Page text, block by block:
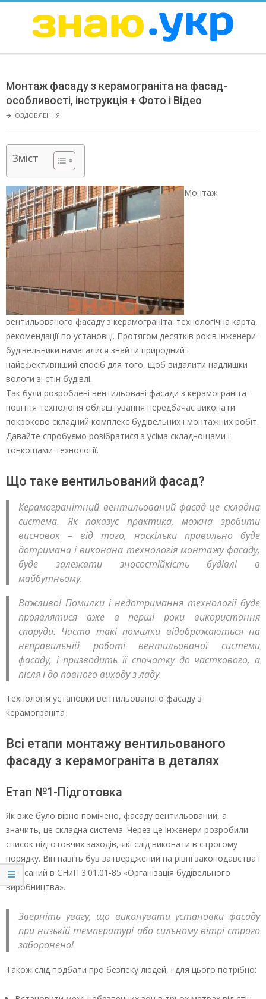
ЗНАЮ
Menu
Монтаж фасаду з керамограніта на фасад-
особливості, інструкція + Фото і Відео
🡲 ОЗДОБЛЕННЯ
Зміст
Монтаж
вентильованого фасаду з керамограніта: технологічна карта,
рекомендації по установці. Протягом десятків років інженери-
будівельники намагалися знайти природний і
найефективніший спосіб для того, щоб видалити надлишки
вологи зі стін будівлі.
Так були розроблені вентильовані фасади з керамограніта-
новітня технологія облаштування передбачає виконати
покроково складний комплекс будівельних і монтажних робіт.
Давайте спробуємо розібратися з усіма складнощами і
тонкощами технології.
Що таке вентильований фасад?
Керамогранітний вентильований фасад-це складна
система. Як показує практика, можна зробити
висновок – від того, наскільки правильно буде
дотримана і виконана технологія монтажу фасаду,
буде залежати зносостійкість будівлі в
майбутньому.
Важливо! Помилки і недотримання технології буде
проявлятися вже в перші роки використання
споруди. Часто такі помилки відображаються на
неправильній роботі вентильованої системи
фасаду, і призводить її спочатку до часткового, а
після і до повного виходу з ладу.
Технологія установки вентильованого фасаду з
керамограніта
Всі етапи монтажу вентильованого
фасаду з керамограніта в деталях
Етап №1-Підготовка
Як вже було вірно помічено, фасаду вентильований, а
значить, це складна система. Через це інженери розробили
список підготовчих заходів, які слід виконати в строгому
порядку. Він навіть був затверджений на рівні законодавства і
записаний в СНиП 3.01.01-85 «Організація будівельного
виробництва».
Зверніть увагу, що виконувати установки фасаду
при низькій температурі або сильному вітрі строго
заборонено!
Також слід подбати про безпеку людей, і для цього потрібно: